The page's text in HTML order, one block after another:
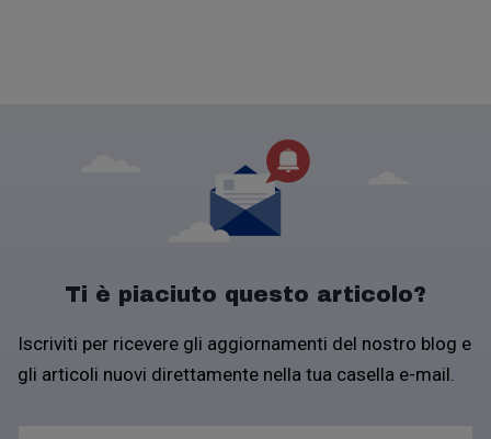
Ti è piaciuto questo articolo?
Iscriviti per ricevere gli aggiornamenti del nostro blog e
gli articoli nuovi direttamente nella tua casella e-mail.